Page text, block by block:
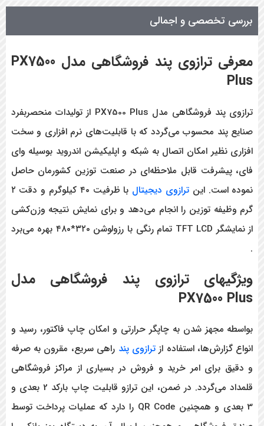
بررسی تخصصی و اجمالی
معرفی
ترازوی پند فروشگاهی مدل PX7500
Plus
ترازوی پند فروشگاهی مدل PX7500 Plus
از تولیدات منحصربفرد
صنایع پند محسوب می‌گردد که با قابلیت‌های نرم افزاری و سخت
افزاری نظیر امکان اتصال به شبکه و اپلیکیشن اندروید بوسیله وای
فای، پیشرفت قابل ملاحظه‌ای در صنعت توزین کشورمان حاصل
نموده است. این ترازوی دیجیتال
با ظرفیت ۴۰ کیلوگرم و دقت ۲
گرم وظیفه توزین را انجام می‌دهد و برای نمایش نتیجه وزن‌کشی
از نمایشگر
TFT LCD تمام رنگی با رزولوشن ۳۲۰*۴۸۰ بهره می‌برد
.
ویژگیهای ترازوی پند فروشگاهیمدل
PX7500 Plus
بواسطه مجهز شدن به چاپگر حرارتی و امکان چاپ فاکتور، رسید و
انواع گزارش‌ها، استفاده ازترازوی پند راهی سریع، مقرون به صرفه
و دقیق برای امر خرید و فروش در بسیاری از مراکز فروشگاهی
قلمداد می‌گردد. در ضمن، این ترازو قابلیت چاپ بارکد 2 بعدی و
3 بعدی و همچنین QR Code
را دارد که عملیات پرداخت توسط